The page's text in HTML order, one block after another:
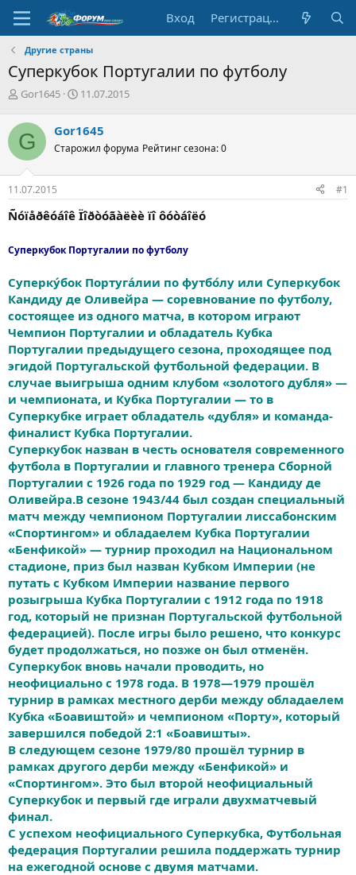
Вход Регистрация
Другие страны
Суперкубок Португалии по футболу
А
т
о
р
т
е
м
ы
Gor1645
Д
а
н
ч
л
а
11.07.2015
G Gor1645
Старожил форума Рейтинг сезона: 0
11.07.2015 #1
Ñóïåðêóáîê Ïîðòóãàëèè ïî ôóòáîëó
Суперкубок Португалии по футболу
Суперку́бок Португа́лии по футбо́лу или Суперкубок
Кандиду де Оливейра — соревнование по футболу,
состоящее из одного матча, в котором играют
Чемпион Португалии и обладатель Кубка
Португалии предыдущего сезона, проходящее под
эгидой Португальской футбольной федерации. В
случае выигрыша одним клубом «золотого дубля» —
и чемпионата, и Кубка Португалии — то в
Суперкубке играет обладатель «дубля» и команда-
финалист Кубка Португалии.
Суперкубок назван в честь основателя современного
футбола в Португалии и главного тренера Сборной
Португалии с 1926 года по 1929 год — Кандиду де
Оливейра.В сезоне 1943/44 был создан специальный
матч между чемпионом Португалии лиссабонским
«Спортингом» и обладаелем Кубка Португалии
«Бенфикой» — турнир проходил на Национальном
стадионе, приз был назван Кубком Империи (не
путать с Кубком Империи название первого
розыгрыша Кубка Португалии с 1912 года по 1918
год, который не признан Португальской футбольной
федерацией). После игры было решено, что конкурс
будет продолжаться, но позже он был отменён.
Суперкубок вновь начали проводить, но
неофициально с 1978 года. В 1978—1979 прошёл
турнир в рамках местного дерби между обладаелем
Кубка «Боавиштой» и чемпионом «Порту», который
завершился победой 2:1 «Боавишты».
В следующем сезоне 1979/80 прошёл турнир в
рамках другого дерби между «Бенфикой» и
«Спортингом». Это был второй неофициальный
Суперкубок и первый где играли двухматчевый
финал.
С успехом неофициального Суперкубка, Футбольная
федерация Португалии решила поддержать турнир
на ежегодной основе с двумя матчами.